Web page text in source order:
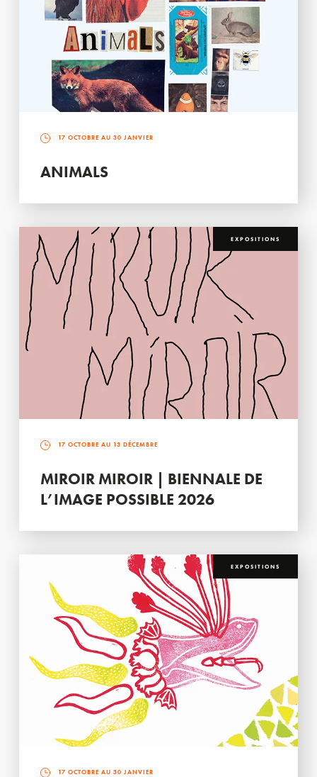
17 OCTOBRE AU 30 JANVIER
ANIMALS
EXPOSITIONS
17 OCTOBRE AU 13 DÉCEMBRE
MIROIR MIROIR | BIENNALE DE
L’IMAGE POSSIBLE 2026
EXPOSITIONS
17 OCTOBRE AU 30 JANVIER